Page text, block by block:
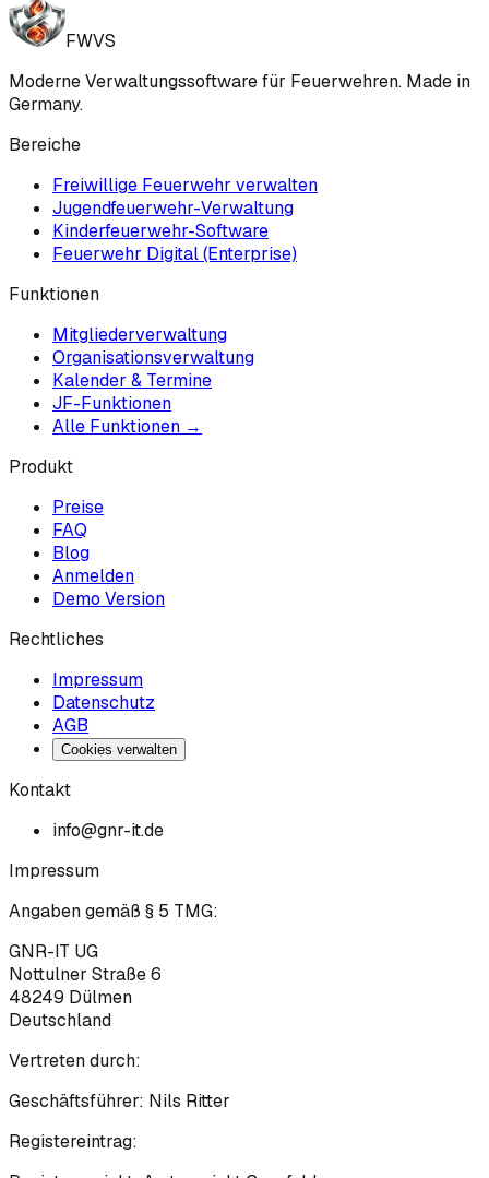
FWVS
Moderne Verwaltungssoftware für Feuerwehren. Made in
Germany.
Bereiche
Freiwillige Feuerwehr verwalten
Jugendfeuerwehr-Verwaltung
Kinderfeuerwehr-Software
Feuerwehr Digital (Enterprise)
Funktionen
Mitgliederverwaltung
Organisationsverwaltung
Kalender & Termine
JF-Funktionen
Alle Funktionen →
Produkt
Preise
FAQ
Blog
Anmelden
Demo Version
Rechtliches
Impressum
Datenschutz
AGB
Cookies verwalten
Kontakt
info@gnr-it.de
Impressum
Angaben gemäß § 5 TMG:
GNR-IT UG
Nottulner Straße 6
48249 Dülmen
Deutschland
Vertreten durch:
Geschäftsführer: Nils Ritter
Registereintrag: